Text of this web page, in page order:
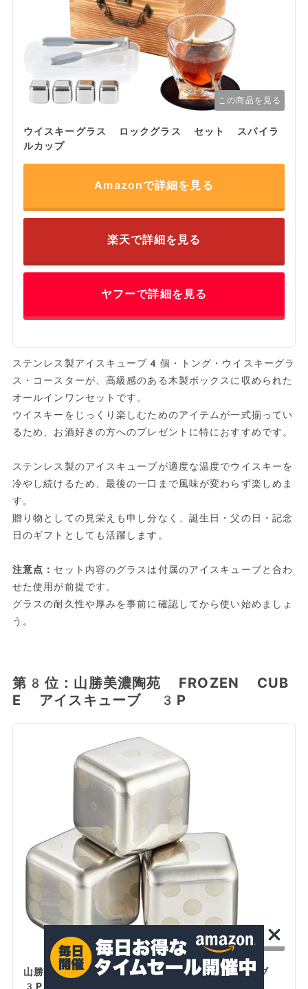
この商品を見る
ウイスキーグラス ロックグラス セット スパイラ
ルカップ
Amazonで詳細を見る
楽天で詳細を見る
ヤフーで詳細を見る
ステンレス製アイスキューブ4個・トング・ウイスキーグラ
ス・コースターが、高級感のある木製ボックスに収められた
オールインワンセットです。
ウイスキーをじっくり楽しむためのアイテムが一式揃ってい
るため、お酒好きの方へのプレゼントに特におすすめです。
ステンレス製のアイスキューブが適度な温度でウイスキーを
冷やし続けるため、最後の一口まで風味が変わらず楽しめま
す。
贈り物としての見栄えも申し分なく、誕生日・父の日・記念
日のギフトとしても活躍します。
注意点： セット内容のグラスは付属のアイスキューブと合わ
せた使用が前提です。
グラスの耐久性や厚みを事前に確認してから使い始めましょ
う。
第8位：山勝美濃陶苑 FROZEN CUB
E アイスキューブ 3P
この商品を見る
山勝美濃陶苑 FROZEN CUBE アイスキューブ
3P